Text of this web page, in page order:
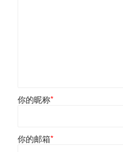
你的昵称*
你的邮箱*